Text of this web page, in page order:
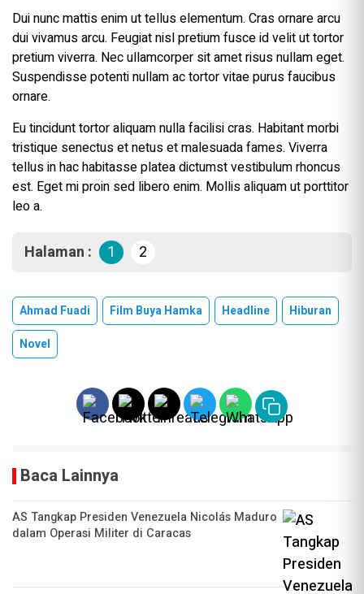
Dui nunc mattis enim ut tellus elementum. Cras ornare arcu
dui vivamus arcu. Feugiat nisl pretium fusce id velit ut tortor
pretium viverra. Nec ullamcorper sit amet risus nullam eget.
Suspendisse potenti nullam ac tortor vitae purus faucibus
ornare.
Eu tincidunt tortor aliquam nulla facilisi cras. Habitant morbi
tristique senectus et netus et malesuada fames. Viverra
tellus in hac habitasse platea dictumst vestibulum rhoncus
est. Eget mi proin sed libero enim. Mollis aliquam ut porttitor
leo a.
Halaman : 1 2
Ahmad Fuadi Film Buya Hamka Headline
Hiburan
Novel
Baca Lainnya
AS Tangkap Presiden Venezuela Nicolás Maduro
dalam Operasi Militer di Caracas